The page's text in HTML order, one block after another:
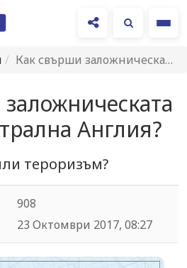
Как свърши заложническата криза в централна Англия?
Англия?
тероризъм?
908
23 Октомври 2017, 08:27